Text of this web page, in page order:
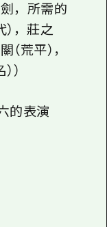
，所需的
，莊之
荒平），
）
的表演